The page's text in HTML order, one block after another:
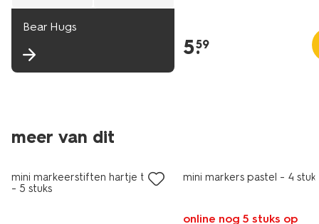
Bear Hugs
5.
59
meer van dit
nieuw
mini markeerstiften hartje toren
- 5 stuks
mini markers pastel - 4
online nog 5 stuks op